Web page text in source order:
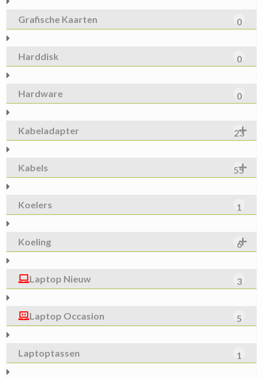
Grafische Kaarten 0
Harddisk 0
Hardware 0
Kabeladapter 23
Kabels 55
Koelers 1
Koeling 6
Laptop Nieuw 3
Laptop Occasion 5
Laptoptassen 1